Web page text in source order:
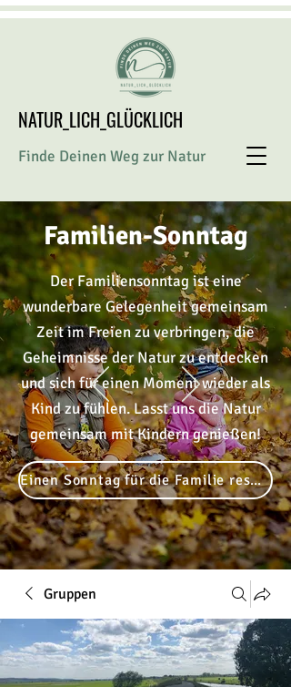
NATUR_LICH_GLÜCKLICH
Finde Deinen Weg zur Natur
Familien-Sonntag
Der Familiensonntag ist eine
wunderbare Gelegenheit gemeinsam
Zeit im Freien zu verbringen, die
Geheimnisseder Natur zu entdecken
und sich für einen Moment wieder als
Kind zu fühlen. Lasst uns die Natur
gemeinsam mit Kindern genießen!
Einen Sonntag für die Familie reservieren
Gruppen